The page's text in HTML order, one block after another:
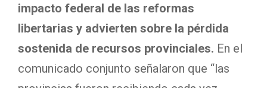
impacto federal de las reformas
libertarias y advierten sobre la pérdida
sostenida de recursos provinciales. En el
comunicado conjunto señalaron que “las